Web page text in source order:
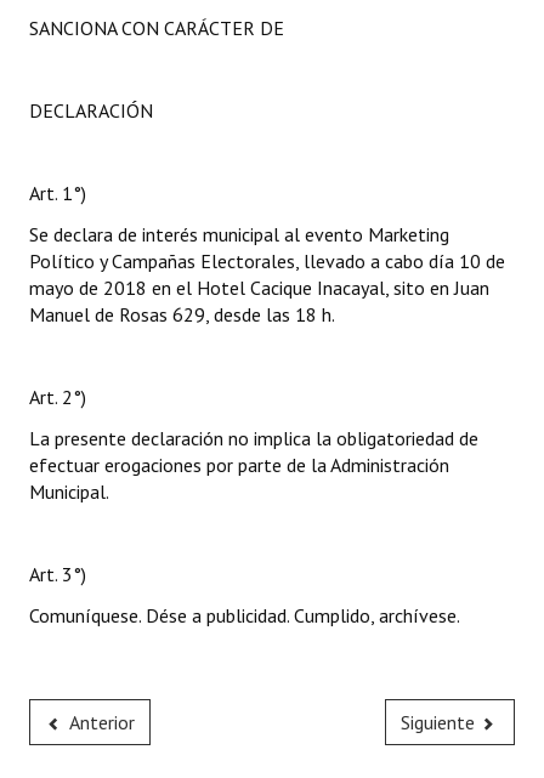
SANCIONA CON CARÁCTER DE
DECLARACIÓN
Art. 1°)
Se declara de interés municipal al evento Marketing
Político y Campañas Electorales, llevado a cabo día 10 de
mayo de 2018 en el Hotel Cacique Inacayal, sito en Juan
Manuel de Rosas 629, desde las 18 h.
Art. 2°)
La presente declaración no implica la obligatoriedad de
efectuar erogaciones por parte de la Administración
Municipal.
Art. 3°)
Comuníquese. Dése a publicidad. Cumplido, archívese.
Anterior Siguiente